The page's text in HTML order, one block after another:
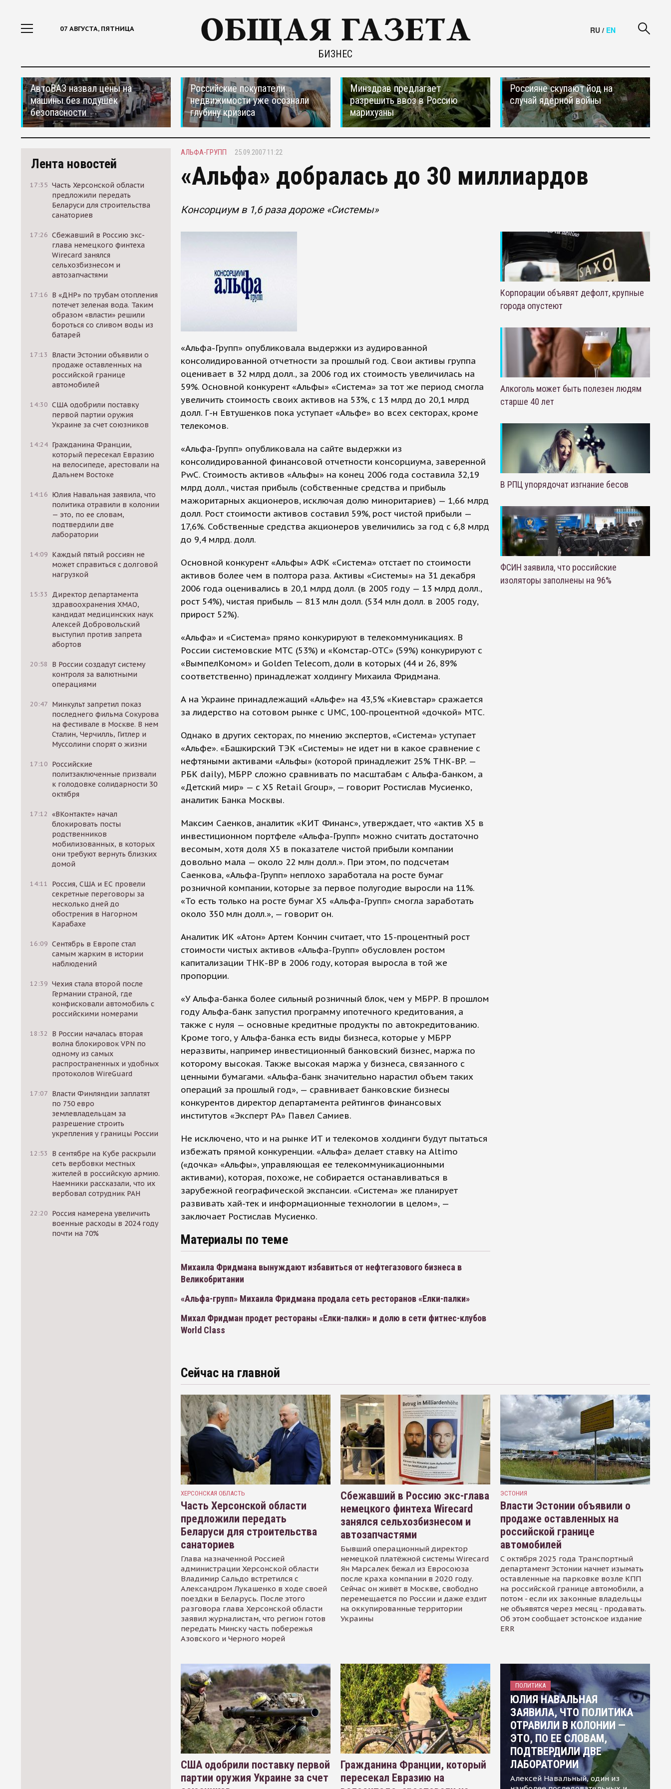
07 АВГУСТА, ПЯТНИЦА
БИЗНЕС
RU / EN
АвтоВАЗ назвал цены на
машины без подушек
безопасности
Российские покупатели
недвижимости уже осознали
глубину кризиса
Минздрав предлагает
разрешить ввоз в Россию
марихуаны
Россияне скупают йод на
случай ядерной войны
Лента новостей
17:35 Часть Херсонской области
предложили передать
Беларуси для строительства
санаториев
17:26 Сбежавший в Россию экс-
глава немецкого финтеха
Wirecard занялся
сельхозбизнесом и
автозапчастями
17:16 В «ДНР» по трубам отопления
потечет зеленая вода. Таким
образом «власти» решили
бороться со сливом воды из
батарей
17:13
Власти Эстонии объявили о
продаже оставленных на
российской границе
автомобилей
14:30 США одобрили поставку
первой партии оружия
Украине за счет союзников
14:24 Гражданина Франции,
который пересекал Евразию
на велосипеде, арестовали на
Дальнем Востоке
14:16 Юлия Навальная заявила, что
политика отравили в колонии
— это, по ее словам,
подтвердили две
лаборатории
14:09 Каждый пятый россиян не
может справиться с долговой
нагрузкой
15:33
Директор департамента
здравоохранения ХМАО,
кандидат медицинских наук
Алексей Добровольский
выступил против запрета
абортов
20:58
В России создадут систему
контроля за валютными
операциями
20:47 Минкульт запретил показ
последнего фильма Сокурова
на фестивале в Москве. В нем
Сталин, Черчилль, Гитлер и
Муссолини спорят о жизни
17:10 Российские
политзаключенные призвали
к голодовке солидарности 30
октября
17:12 «ВКонтакте» начал
блокировать посты
родственников
мобилизованных, в которых
они требуют вернуть близких
домой
14:11
Россия, США и ЕС провели
секретные переговоры за
несколько дней до
обострения в Нагорном
Карабахе
16:09 Сентябрь в Европе стал
самым жарким в истории
наблюдений
12:39 Чехия стала второй после
Германии страной, где
конфисковали автомобиль с
российскими номерами
18:32
В России началась вторая
волна блокировок VPN по
одному из самых
распространенных и удобных
протоколов WireGuard
17:07 Власти Финляндии заплатят
по 750 евро
землевладельцам за
разрешение строить
укрепления у границы России
12:53
В сентябре на Кубе раскрыли
сеть вербовки местных
жителей в российскую армию.
Наемники рассказали, что их
вербовал сотрудник РАН
22:20 Россия намерена увеличить
военные расходы в 2024 году
почти на 70%
АЛЬФА-ГРУПП 25.09.2007 11:22
«Альфа» добралась до 30 миллиардов
Консорциум в 1,6 раза дороже «Системы»
«Альфа-Групп» опубликовала выдержки из аудированной
консолидированной отчетности за прошлый год. Свои активы группа
оценивает в 32 млрд долл., за 2006 год их стоимость увеличилась на
59%. Основной конкурент «Альфы» «Система» за тот же период смогла
увеличить стоимость своих активов на 53%, с 13 млрд до 20,1 млрд
долл. Г-н Евтушенков пока уступает «Альфе» во всех секторах, кроме
телекомов.
«Альфа-Групп» опубликовала на сайте выдержки из
консолидированной финансовой отчетности консорциума, заверенной
PwC. Стоимость активов «Альфы» на конец 2006 года составила 32,19
млрд долл., чистая прибыль (собственные средства и прибыль
мажоритарных акционеров, исключая долю миноритариев) — 1,66 млрд
долл. Рост стоимости активов составил 59%, рост чистой прибыли —
17,6%. Собственные средства акционеров увеличились за год с 6,8 млрд
до 9,4 млрд. долл.
Основной конкурент «Альфы» АФК «Система» отстает по стоимости
активов более чем в полтора раза. Активы «Системы» на 31 декабря
2006 года оценивались в 20,1 млрд долл. (в 2005 году — 13 млрд долл.,
рост 54%), чистая прибыль — 813 млн долл. (534 млн долл. в 2005 году,
прирост 52%).
«Альфа» и «Система» прямо конкурируют в телекоммуникациях. В
России системовские МТС (53%) и «Комстар-ОТС» (59%) конкурируют с
«Вымпел­Комом» и Golden Telecom, доли в которых (44 и 26, 89%
соответственно) принадлежат холдингу Михаила Фридмана.
А на Украине принадлежащий «Альфе» на 43,5% «Киевстар» сражается
за лидерство на сотовом рынке с UMC, 100-процентной «дочкой» МТС.
Однако в других секторах, по мнению экспертов, «Система» уступает
«Альфе». «Башкирский ТЭК «Системы» не идет ни в какое сравнение с
нефтяными активами «Альфы» (которой принадлежит 25% ТНК-BP. —
РБК daily), МБРР сложно сравнивать по масштабам с Альфа-банком, а
«Детский мир» — с Х5 Retail Group», — говорит Ростислав Мусиенко,
аналитик Банка Москвы.
Максим Саенков, аналитик «КИТ Финанс», утверждает, что «актив Х5 в
инвестиционном портфеле «Альфа-Групп» можно считать достаточно
весомым, хотя доля Х5 в показателе чистой прибыли компании
довольно мала — около 22 млн долл.». При этом, по подсчетам
Саенкова, «Альфа-Групп» неплохо заработала на росте бумаг
розничной компании, которые за первое полугодие выросли на 11%.
«То есть только на росте бумаг Х5 «Альфа-Групп» смогла заработать
около 350 млн долл.», — говорит он.
Аналитик ИК «Атон» Артем Кончин считает, что 15-процентный рост
стоимости чистых активов «Альфа-Групп» обусловлен ростом
капитализации ТНК-BP в 2006 году, которая выросла в той же
пропорции.
«У Альфа-банка более сильный розничный блок, чем у МБРР. В прошлом
году Альфа-банк запустил программу ипотечного кредитования, а
также с нуля — основные кредитные продукты по автокредитованию.
Кроме того, у Альфа-банка есть виды бизнеса, которые у МБРР
неразвиты, например инвестиционный банковский бизнес, маржа по
которому высокая. Также высокая маржа у бизнеса, связанного с
ценными бумагами. «Альфа-банк значительно нарастил объем таких
операций за прошлый год», — сравнивает банковские бизнесы
конкурентов директор департамента рейтингов финансовых
институтов «Эксперт РА» Павел Самиев.
Не исключено, что и на рынке ИТ и телекомов холдинги будут пытаться
избежать прямой конкуренции. «Альфа» делает ставку на Altimo
(«дочка» «Альфы», управляющая ее телекоммуникационными
активами), которая, похоже, не собирается останавливаться в
зарубежной географической экспансии. «Система» же планирует
развивать хай-тек и информационные технологии в целом», —
заключает Ростислав Мусиенко.
Материалы по теме
Михаила Фридмана вынуждают избавиться от нефтегазового бизнеса в
Великобритании
«Альфа-групп» Михаила Фридмана продала сеть ресторанов «Елки-палки»
Михал Фридман продет рестораны «Елки-палки» и долю в сети фитнес-клубов
World Class
Корпорации объявят дефолт, крупные
города опустеют
Алкоголь может быть полезен людям
старше 40 лет
В РПЦ упорядочат изгнание бесов
ФСИН заявила, что российские
изоляторы заполнены на 96%
Сейчас на главной
ХЕРСОНСКАЯ ОБЛАСТЬ
Часть Херсонской области
предложили передать
Беларуси для строительства
санаториев
Глава назначенной Россией
администрации Херсонской области
Владимир Сальдо встретился с
Александром Лукашенко в ходе своей
поездки в Беларусь. После этого
разговора глава Херсонской области
заявил журналистам, что регион готов
передать Минску часть побережья
Азовского и Черного морей
Сбежавший в Россию экс-глава
немецкого финтеха Wirecard
занялся сельхозбизнесом и
автозапчастями
Бывший операционный директор
немецкой платёжной системы Wirecard
Ян Марсалек бежал из Евросоюза
после краха компании в 2020 году.
Сейчас он живёт в Москве, свободно
перемещается по России и даже ездит
на оккупированные территории
Украины
ЭСТОНИЯ
Власти Эстонии объявили о
продаже оставленных на
российской границе
автомобилей
С октября 2025 года Транспортный
департамент Эстонии начнет изымать
оставленные на парковке возле КПП
на российской границе автомобили, а
потом - если их законные владельцы
не объявятся через месяц - продавать.
Об этом сообщает эстонское издание
ERR
США одобрили поставку первой
партии оружия Украине за счет
Гражданина Франции, который
пересекал Евразию на
ПОЛИТИКА
ЮЛИЯ НАВАЛЬНАЯ
ЗАЯВИЛА, ЧТО ПОЛИТИКА
ОТРАВИЛИ В КОЛОНИИ —
ЭТО, ПО ЕЕ СЛОВАМ,
ПОДТВЕРДИЛИ ДВЕ
ЛАБОРАТОРИИ
Алексей Навальный, один из